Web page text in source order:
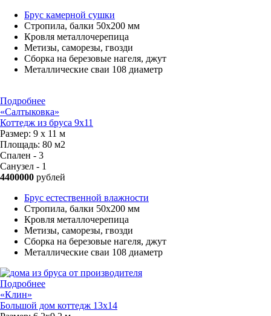
Брус камерной сушки
Стропила, балки 50х200 мм
Кровля металлочерепица
Метизы, саморезы, гвозди
Сборка на березовые нагеля, джут
Металлические сваи 108 диаметр
Подробнее
«Салтыковка»
Коттедж из бруса 9х11
Размер: 9 х 11 м
Площадь: 80 м2
Спален - 3
Санузел - 1
4400000 рублей
Брус естественной влажности
Стропила, балки 50х200 мм
Кровля металлочерепица
Метизы, саморезы, гвозди
Сборка на березовые нагеля, джут
Металлические сваи 108 диаметр
Подробнее
«Клин»
Большой дом коттедж 13х14